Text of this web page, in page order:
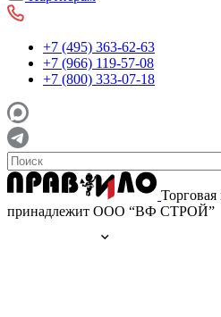
+7 (495) 363-62-63
+7 (966) 119-57-08
+7 (800) 333-07-18
принадлежит ООО “ВФ СТРОЙ”